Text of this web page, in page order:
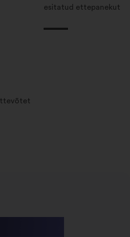
esitatud ettepanekut